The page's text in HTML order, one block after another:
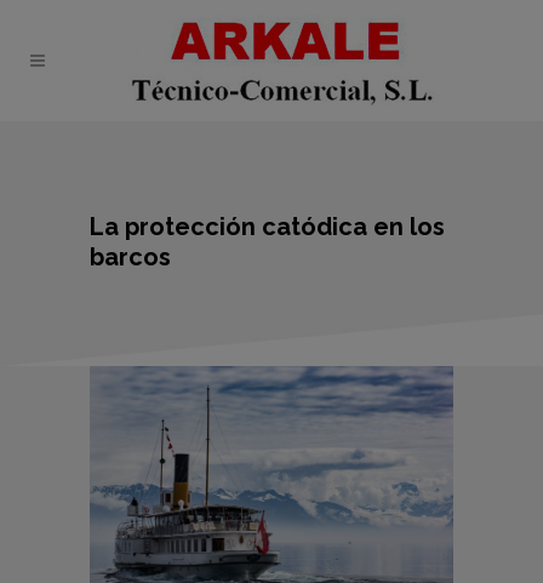
La protección catódica en los
barcos